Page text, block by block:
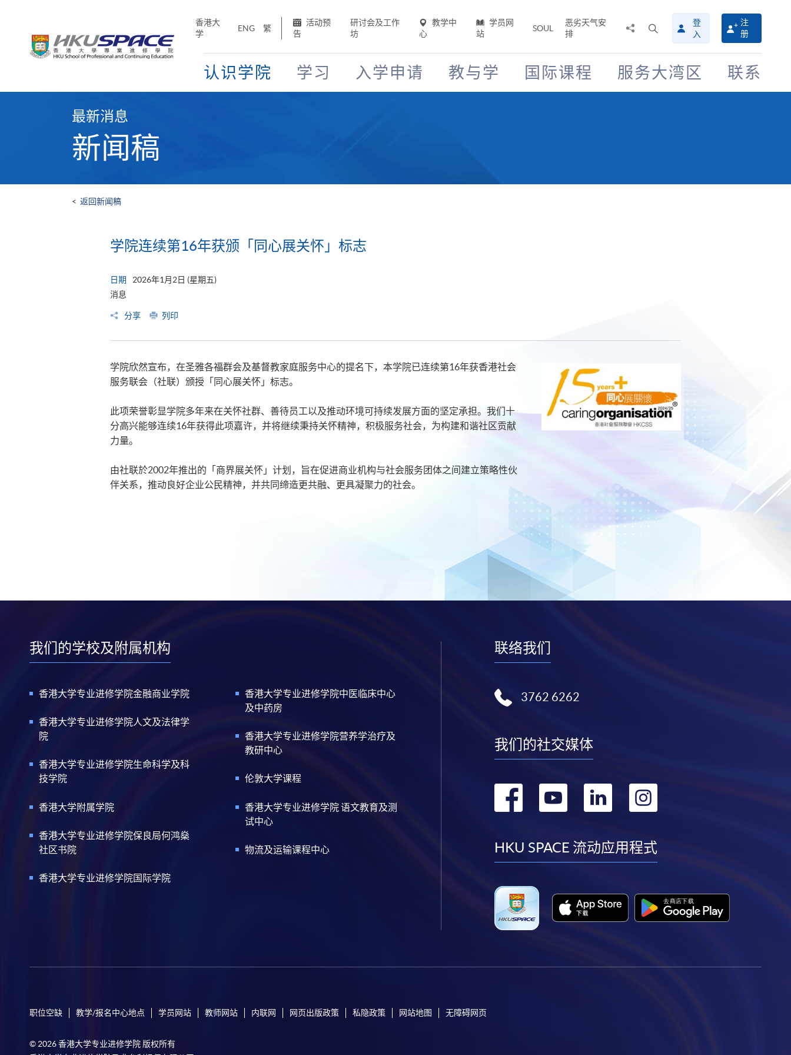
香港大
学
ENG 繁
活动预
告
研讨会及工作
坊
教学中
心
学员网
站
SOUL
恶劣天气安
排
搜
寻
介
面
登
入
注
册
认识学院 学习 入学申请 教与学 国际课程 服务大湾区 联系
最新消息
新闻稿
< 返回新闻稿
学院连续第16年获颁「同心展关怀」标志
日期
2026年1月2日 (星期五)
消息
分享 列印
学院欣然宣布，在圣雅各福群会及基督教家庭服务中心的提名下，本学院已连续第16年获香港社会
服务联会（社联）颁授「同心展关怀」标志。
此项荣誉彰显学院多年来在关怀社群、善待员工以及推动环境可持续发展方面的坚定承担。我们十
分高兴能够连续16年获得此项嘉许，并将继续秉持关怀精神，积极服务社会，为构建和谐社区贡献
力量。
由社联於2002年推出的「商界展关怀」计划，旨在促进商业机构与社会服务团体之间建立策略性伙
伴关系，推动良好企业公民精神，并共同缔造更共融、更具凝聚力的社会。
我们的学校及附属机构
香港大学专业进修学院金融商业学院
香港大学专业进修学院人文及法律学
院
香港大学专业进修学院生命科学及科
技学院
香港大学附属学院
香港大学专业进修学院保良局何鸿燊
社区书院
香港大学专业进修学院国际学院
香港大学专业进修学院中医临床中心
及中药房
香港大学专业进修学院营养学治疗及
教研中心
伦敦大学课程
香港大学专业进修学院 语文教育及测
试中心
物流及运输课程中心
联络我们
3762 6262
我们的社交媒体
转
facebook
转
youtube
转
linkedin
转
instagram
HKU SPACE 流动应用程式
职位空缺 教学/报名中心地点 学员网站 教师网站 内联网 网页出版政策 私隐政策 网站地图 无障碍网页
© 2026 香港大学专业进修学院 版权所有